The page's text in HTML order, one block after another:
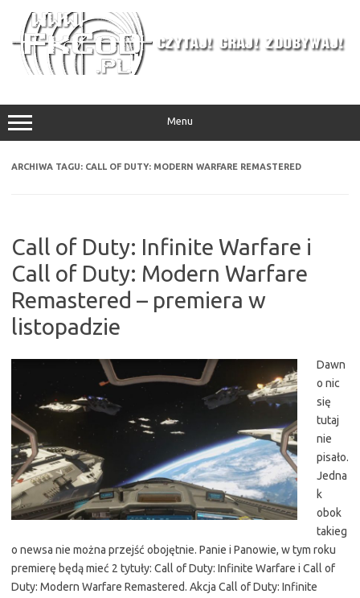
treści
Menu
ARCHIWA TAGU: CALL OF DUTY: MODERN WARFARE REMASTERED
Call of Duty: Infinite Warfare i
Call of Duty: Modern Warfare
Remastered – premiera w
listopadzie
Dawn
o nic
się
tutaj
nie
pisało.
Jedna
k
obok
takieg
o newsa nie można przejść obojętnie. Panie i Panowie, w tym roku
premierę będą mieć 2 tytuły: Call of Duty: Infinite Warfare i Call of
Duty: Modern Warfare Remastered. Akcja Call of Duty: Infinite